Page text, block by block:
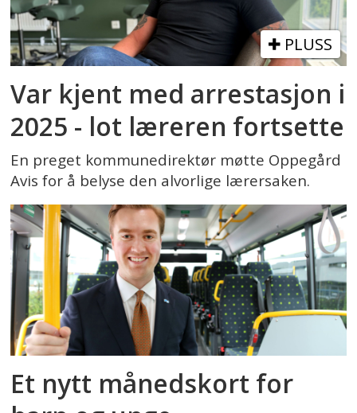
PLUSS
Var kjent med arrestasjon i
2025 - lot læreren fortsette
En preget kommunedirektør møtte Oppegård
Avis for å belyse den alvorlige lærersaken.
Et nytt månedskort for